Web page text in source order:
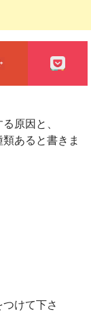
ントリーをはて
GOOGLE+
原因と、
あると書きま
けて下さ